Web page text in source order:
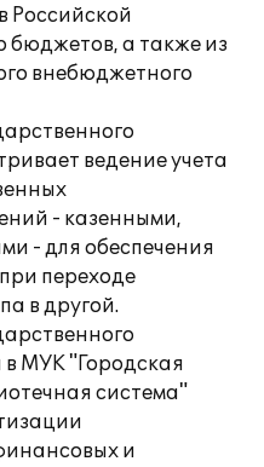
Российской
бюджетов, а также из
внебюджетного
ведение учета
- казенными,
- для обеспечения
переходе
в другой.
в МУК "Городская
система"
и